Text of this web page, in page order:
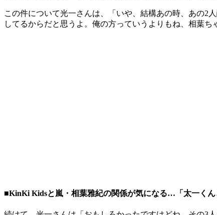
この件について光一さんは、「いや、結構あの時、あの2
してるからだと思うよ。俺の方っていうよりもね、相葉
■KinKi Kidsと嵐・相葉雅紀の関係が気になる…「太一くん